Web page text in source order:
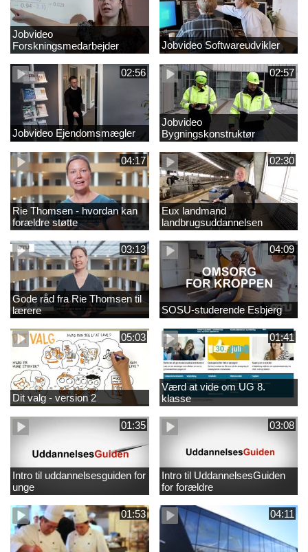
Jobvideo
Forskningsmedarbejder
Jobvideo Softwareudvikler
02:56
Jobvideo Ejendomsmægler
02:57
Jobvideo
Bygningskonstruktør
04:17
Rie Thomsen - hvordan kan
forældre støtte
02:30
Eux landmand
landbrugsuddannelsen
03:13
Gode råd fra Rie Thomsen til
lærere
04:09
SOSU-studerende Esbjerg
05:03
Dit valg - version 2
01:41
Værd at vide om UG 8.
klasse
01:35
Intro til uddannelsesguiden for
unge
03:08
Intro til UddannelsesGuiden
for forældre
01:53 04:11